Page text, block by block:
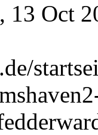
13 Oct